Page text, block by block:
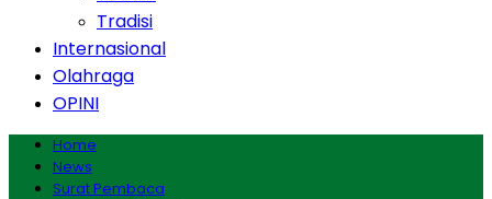
Tradisi
Internasional
Olahraga
OPINI
Home
News
Surat Pembaca